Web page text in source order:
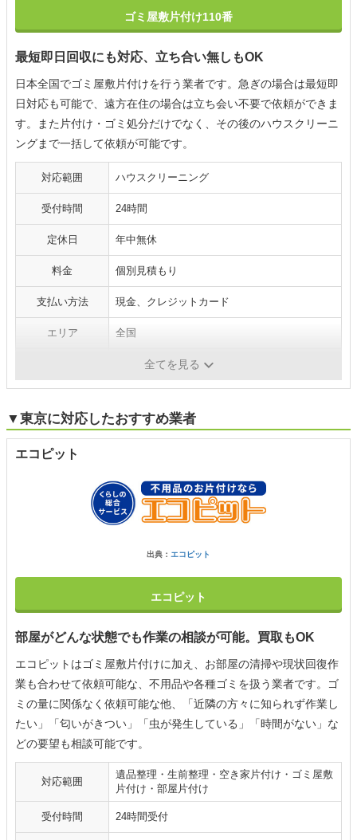
ゴミ屋敷片付け110番
最短即日回収にも対応、立ち合い無しもOK
日本全国でゴミ屋敷片付けを行う業者です。急ぎの場合は最短即
日対応も可能で、遠方在住の場合は立ち会い不要で依頼ができま
す。また片付け・ゴミ処分だけでなく、その後のハウスクリーニ
ングまで一括して依頼が可能です。
対応範囲 ハウスクリーニング
受付時間 24時間
定休日 年中無休
料金 個別見積もり
支払い方法 現金、クレジットカード
エリア 全国
賠償責任保険加入あり（最大1億円まで補償）
全てを見る
▼東京に対応したおすすめ業者
エコピット
出典： エコピット
エコピット
部屋がどんな状態でも作業の相談が可能。買取もOK
エコピットはゴミ屋敷片付けに加え、お部屋の清掃や現状回復作
業も合わせて依頼可能な、不用品や各種ゴミを扱う業者です。ゴ
ミの量に関係なく依頼可能な他、「近隣の方々に知られず作業し
たい」「匂いがきつい」「虫が発生している」「時間がない」な
どの要望も相談可能です。
対応範囲
遺品整理・生前整理・空き家片付け・ゴミ屋敷
片付け・部屋片付け
受付時間 24時間受付